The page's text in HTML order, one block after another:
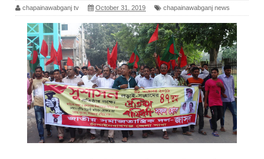
chapainawabganj tv October 31, 2019 chapainawabganj news